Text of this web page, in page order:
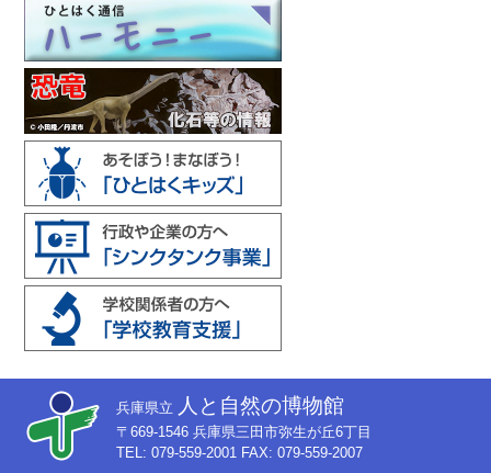
兵庫県立 人と自然の博物館
〒669-1546 兵庫県三田市弥生が丘6丁目
TEL: 079-559-2001 FAX: 079-559-2007